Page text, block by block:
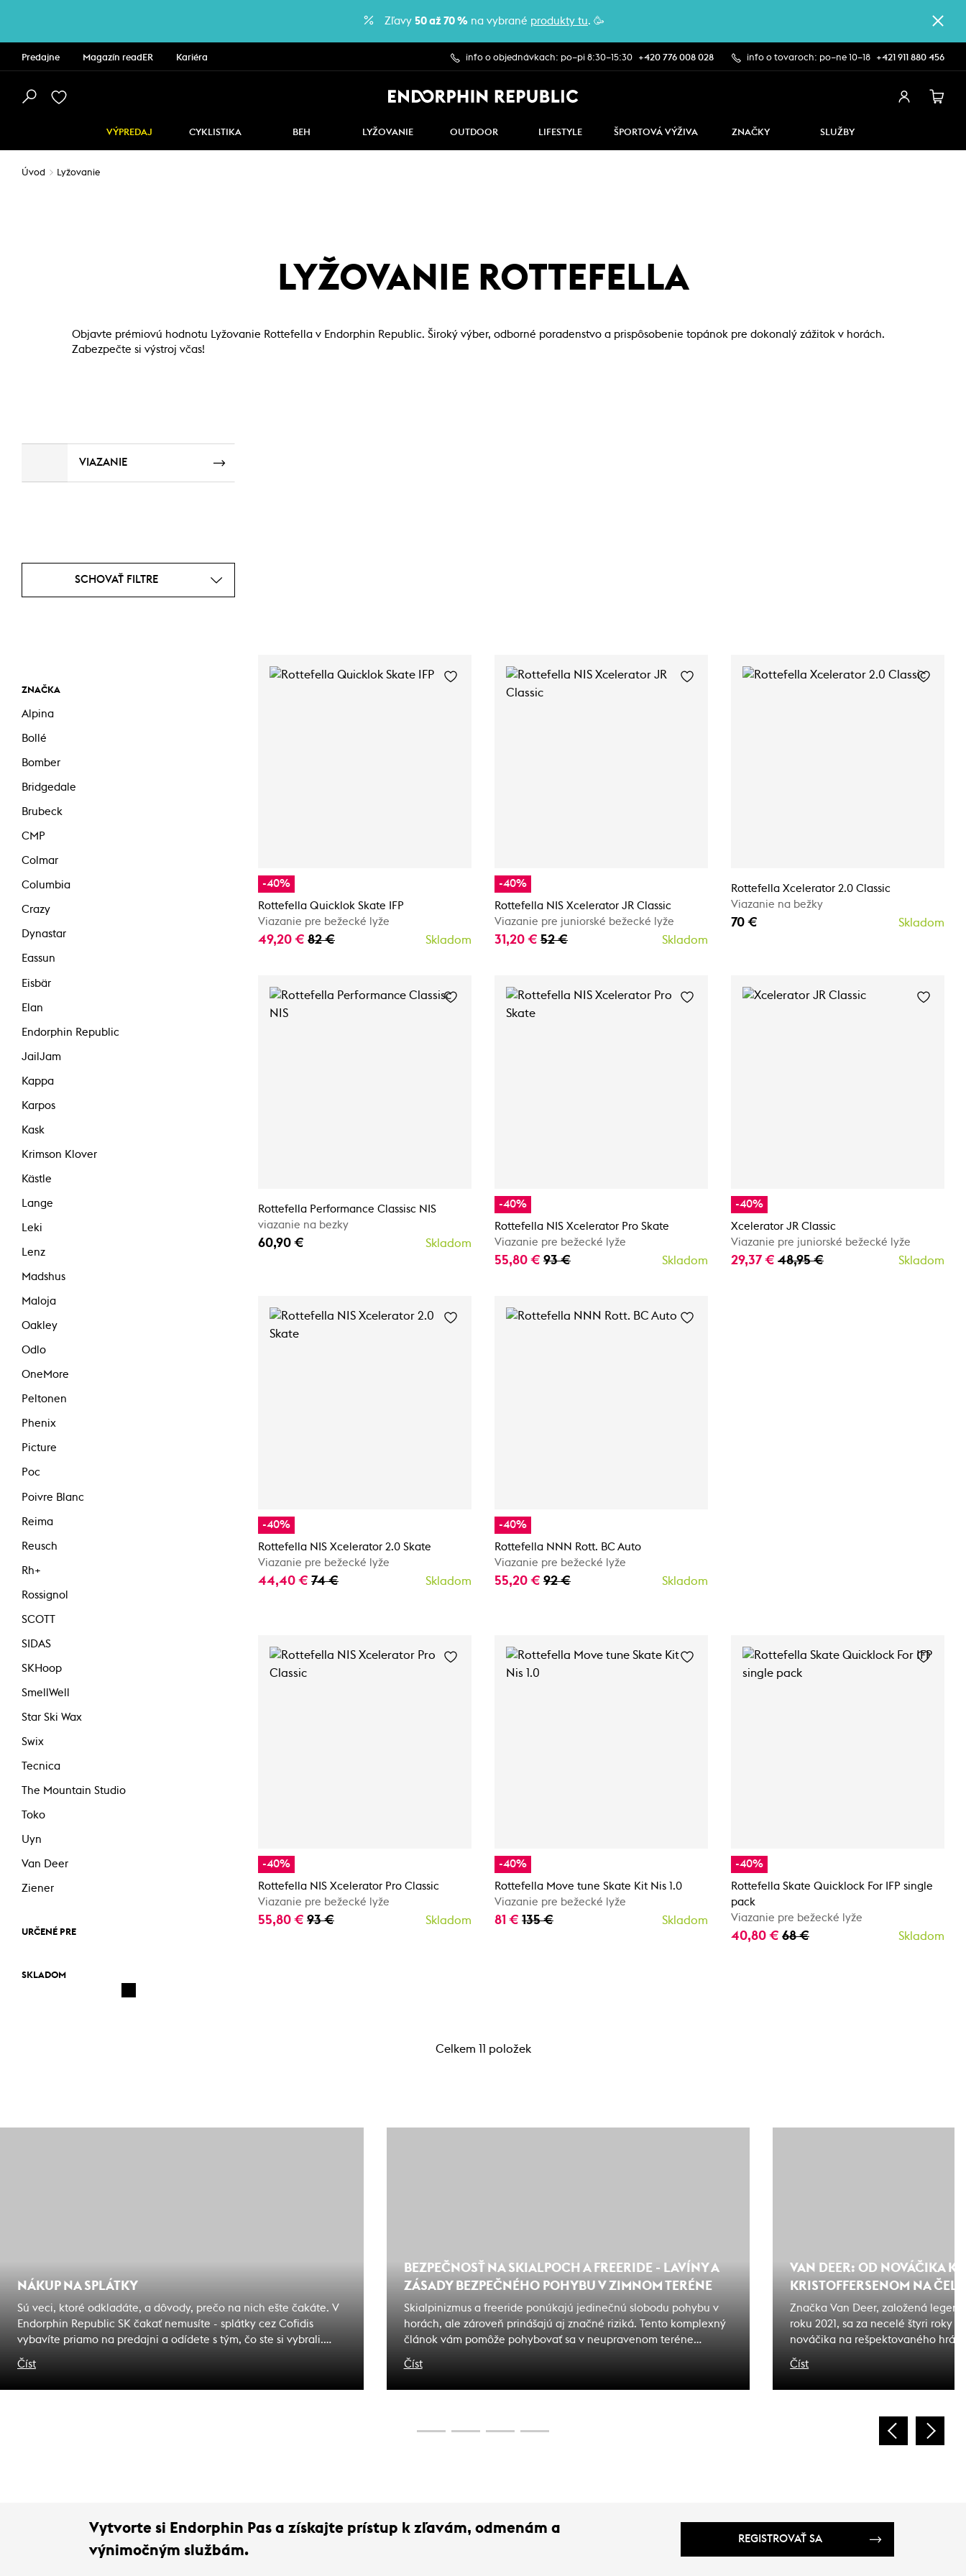
Zľavy 50 až 70 % na vybrané produkty tu. 🥳
Predajne Magazín readER Kariéra info o objednávkach: po–pi 8:30–15:30 +420 776 008 028 info o tovaroch: po–ne 10–18 +421 911 880 456
VÝPREDAJ CYKLISTIKA BEH LYŽOVANIE OUTDOOR LIFESTYLE ŠPORTOVÁ VÝŽIVA ZNAČKY SLUŽBY
Úvod Lyžovanie
LYŽOVANIE ROTTEFELLA
Objavte prémiovú hodnotu Lyžovanie Rottefella v Endorphin Republic. Široký výber, odborné poradenstvo a prispôsobenie topánok pre dokonalý zážitok v horách.
Zabezpečte si výstroj včas!
VIAZANIE
SCHOVAŤ FILTRE
ZNAČKA
Alpina
Bollé
Bomber
Bridgedale
Brubeck
CMP
Colmar
Columbia
Crazy
Dynastar
Eassun
Eisbär
Elan
Endorphin Republic
JailJam
Kappa
Karpos
Kask
Krimson Klover
Kästle
Lange
Leki
Lenz
Madshus
Maloja
Oakley
Odlo
OneMore
Peltonen
Phenix
Picture
Poc
Poivre Blanc
Reima
Reusch
Rh+
Rossignol
SCOTT
SIDAS
SKHoop
SmellWell
Star Ski Wax
Swix
Tecnica
The Mountain Studio
Toko
Uyn
Van Deer
Ziener
URČENÉ PRE
SKLADOM
-40%
Rottefella Quicklok Skate IFP
Viazanie pre bežecké lyže
49,20 € 82 € Skladom
-40%
Rottefella NIS Xcelerator JR Classic
Viazanie pre juniorské bežecké lyže
31,20 € 52 € Skladom
Rottefella Xcelerator 2.0 Classic
Viazanie na bežky
70 € Skladom
Rottefella Performance Classisc NIS
viazanie na bezky
60,90 € Skladom
-40%
Rottefella NIS Xcelerator Pro Skate
Viazanie pre bežecké lyže
55,80 € 93 € Skladom
-40%
Xcelerator JR Classic
Viazanie pre juniorské bežecké lyže
29,37 € 48,95 € Skladom
-40%
Rottefella NIS Xcelerator 2.0 Skate
Viazanie pre bežecké lyže
44,40 € 74 € Skladom
-40%
Rottefella NNN Rott. BC Auto
Viazanie pre bežecké lyže
55,20 € 92 € Skladom
-40%
Rottefella NIS Xcelerator Pro Classic
Viazanie pre bežecké lyže
55,80 € 93 € Skladom
-40%
Rottefella Move tune Skate Kit Nis 1.0
Viazanie pre bežecké lyže
81 € 135 € Skladom
-40%
Rottefella Skate Quicklock For IFP single
pack
Viazanie pre bežecké lyže
40,80 € 68 € Skladom
Celkem 11 položek
NÁKUP NA SPLÁTKY
Sú veci, ktoré odkladáte, a dôvody, prečo na nich ešte čakáte. V
Endorphin Republic SK čakať nemusíte - splátky cez Cofidis
vybavíte priamo na predajni a odídete s tým, čo ste si vybrali.
Zážitky, na ktoré čakáte sú bližšie, ako si myslíte.
Číst
BEZPEČNOSŤ NA SKIALPOCH A FREERIDE - LAVÍNY A
ZÁSADY BEZPEČNÉHO POHYBU V ZIMNOM TERÉNE
Skialpinizmus a freeride ponúkajú jedinečnú slobodu pohybu v
horách, ale zároveň prinášajú aj značné riziká. Tento komplexný
článok vám pomôže pohybovať sa v neupravenom teréne
bezpečne a zodpovedne, minimalizovať nebezpečenstvo a
maximálne si užiť horské dobrodružstvá. Dozviete sa, ako správne
Číst
VAN DEER: OD NOVÁČIKA K
KRISTOFFERSENOM NA ČELE
Značka Van Deer, založená
roku 2021, sa za necelé štyri roky
nováčika na rešpektovaného
vybavenia. S Henrikom
dosiahla značka v sezóne 2024/
Číst
Vytvorte si Endorphin Pas a získajte prístup k zľavám, odmenám a
výnimočným službám.
REGISTROVAŤ SA